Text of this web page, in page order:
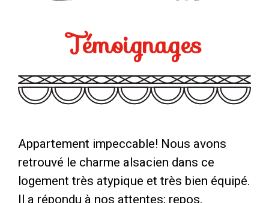
Témoignages
Appartement impeccable! Nous avons
retrouvé le charme alsacien dans ce
logement très atypique et très bien équipé.
Il a répondu à nos attentes; repos,